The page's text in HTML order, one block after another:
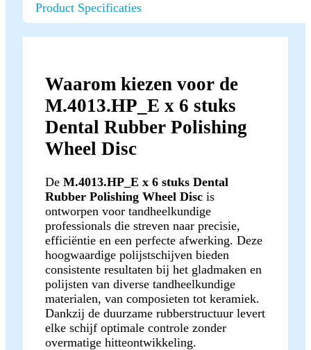
Product Specificaties
Waarom kiezen voor de
M.4013.HP_E x 6 stuks
Dental Rubber Polishing
Wheel Disc
De M.4013.HP_E x 6 stuks Dental
Rubber Polishing Wheel Disc is
ontworpen voor tandheelkundige
professionals die streven naar precisie,
efficiëntie en een perfecte afwerking. Deze
hoogwaardige polijstschijven bieden
consistente resultaten bij het gladmaken en
polijsten van diverse tandheelkundige
materialen, van composieten tot keramiek.
Dankzij de duurzame rubberstructuur levert
elke schijf optimale controle zonder
overmatige hitteontwikkeling.